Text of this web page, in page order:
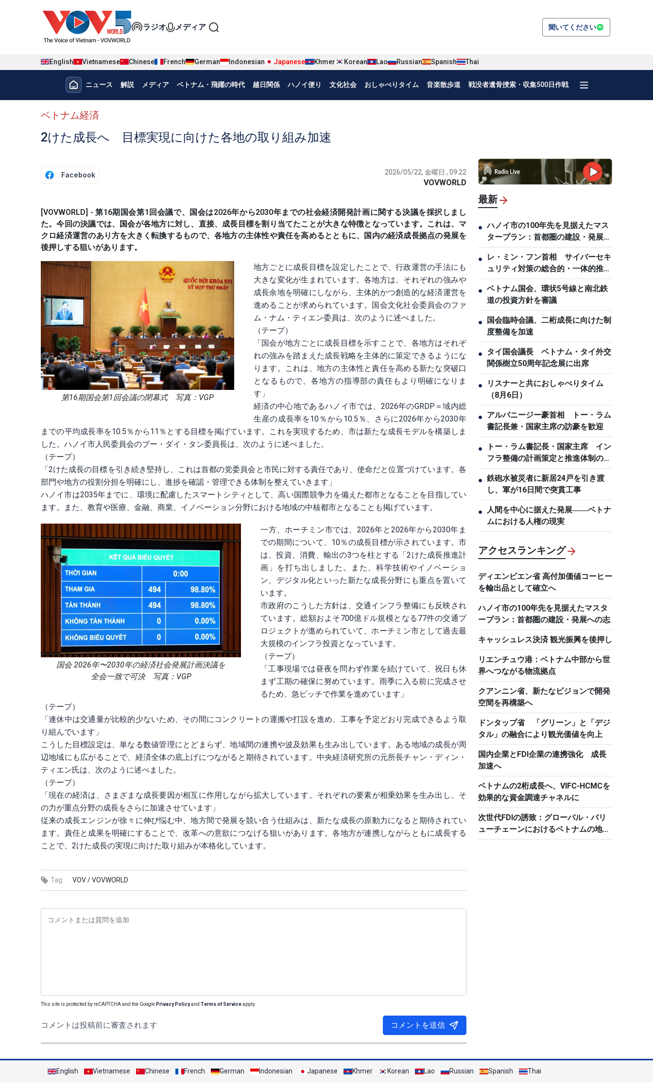
Đa phương tiện tiếng Nhật
ラジオ メディア 聞いてください
English Vietnamese Chinese French German Indonesian Japanese Khmer Korean Lao Russian Spanish Thai
Menu trang chủ tiếng nhật
ニュース 解説 メディア ベトナム・飛躍の時代 越日関係 ハノイ便り 文化社会 おしゃべりタイム 音楽散歩道 戦没者遺骨捜索・収集500日作戦
menu phụ tiếng Nhật
ベトナム経済
2けた成長へ 目標実現に向けた各地の取り組み加速
Facebook 2026/05/22, 金曜日 , 09:22
VOVWORLD
[VOVWORLD] - 第16期国会第1回会議で、国会は2026年から2030年までの社会経済開発計画に関する決議を採択しまし
た。今回の決議では、国会が各地方に対し、直接、成長目標を割り当てたことが大きな特徴となっています。これは、マ
クロ経済運営のあり方を大きく転換するもので、各地方の主体性や責任を高めるとともに、国内の経済成長拠点の発展を
後押しする狙いがあります。
第16期国会第1回会議の閉幕式 写真：VGP
地方ごとに成長目標を設定したことで、行政運営の手法にも
大きな変化が生まれています。各地方は、それぞれの強みや
成長余地を明確にしながら、主体的かつ創造的な経済運営を
進めることが求められています。国会文化社会委員会のファ
ム・ナム・ティエン委員は、次のように述べました。
（テープ）
「国会が地方ごとに成長目標を示すことで、各地方はそれぞ
れの強みを踏まえた成長戦略を主体的に策定できるようにな
ります。これは、地方の主体性と責任を高める新たな突破口
となるもので、各地方の指導部の責任もより明確になりま
す」
経済の中心地であるハノイ市では、2026年のGRDP＝域内総
生産の成長率を10％から10.5％、さらに2026年から2030年
までの平均成長率を10.5％から11％とする目標を掲げています。これを実現するため、市は新たな成長モデルを構築しま
した。ハノイ市人民委員会のブー・ダイ・タン委員長は、次のように述べました。
（テープ）
「2けた成長の目標を引き続き堅持し、これは首都の党委員会と市民に対する責任であり、使命だと位置づけています。各
部門や地方の役割分担を明確にし、進捗を確認・管理できる体制を整えていきます」
ハノイ市は2035年までに、環境に配慮したスマートシティとして、高い国際競争力を備えた都市となることを目指してい
ます。また、教育や医療、金融、商業、イノベーション分野における地域の中核都市となることも掲げています。
国会 2026年〜2030年の経済社会発展計画決議を
全会一致で可決 写真：VGP
一方、ホーチミン市では、2026年と2026年から2030年ま
での期間について、10％の成長目標が示されています。市
は、投資、消費、輸出の3つを柱とする「2けた成長推進計
画」を打ち出しました。また、科学技術やイノベーショ
ン、デジタル化といった新たな成長分野にも重点を置いて
います。
市政府のこうした方針は、交通インフラ整備にも反映され
ています。総額およそ700億ドル規模となる77件の交通プ
ロジェクトが進められていて、ホーチミン市として過去最
大規模のインフラ投資となっています。
（テープ）
「工事現場では昼夜を問わず作業を続けていて、祝日も休
まず工期の確保に努めています。雨季に入る前に完成させ
るため、急ピッチで作業を進めています」
（テープ）
「連休中は交通量が比較的少ないため、その間にコンクリートの運搬や打設を進め、工事を予定どおり完成できるよう取
り組んでいます」
こうした目標設定は、単なる数値管理にとどまらず、地域間の連携や波及効果も生み出しています。ある地域の成長が周
辺地域にも広がることで、経済全体の底上げにつながると期待されています。中央経済研究所の元所長チャン・ディン・
ティエン氏は、次のように述べました。
（テープ）
「現在の経済は、さまざまな成長要因が相互に作用しながら拡大しています。それぞれの要素が相乗効果を生み出し、そ
の力が重点分野の成長をさらに加速させています」
従来の成長エンジンが徐々に伸び悩む中、地方間で発展を競い合う仕組みは、新たな成長の原動力になると期待されてい
ます。責任と成果を明確にすることで、改革への意欲につなげる狙いがあります。各地方が連携しながらともに成長する
ことで、2けた成長の実現に向けた取り組みが本格化しています。
Tag: VOV /VOVWORLD
This site is protected by reCAPTCHA and the Google Privacy Policyand Terms of Serviceapply.
コメントは投稿前に審査されます コメントを送信
最新
● ハノイ市の100年先を見据えたマス
タープラン：首都圏の建設・発展へ
の志
●
レ・ミン・フン首相 サイバーセキ
ュリティ対策の総合的・一体的推進
を指示
● ベトナム国会、環状5号線と南北鉄
道の投資方針を審議
●
国会臨時会議、二桁成長に向けた制
度整備を加速
● タイ国会議長 ベトナム・タイ外交
関係樹立50周年記念展に出席
●
リスナーと共におしゃべりタイム
（8月6日）
● アルバニージー豪首相 トー・ラム
書記長兼・国家主席の訪豪を歓迎
●
トー・ラム書記長・国家主席 イン
フラ整備の計画策定と推進体制の刷
新を要求
● 鉄砲水被災者に新居24戸を引き渡
し、軍が16日間で突貫工事
●
人間を中心に据えた発展――ベトナ
ムにおける人権の現実
アクセスランキング
ディエンビエン省 高付加価値コーヒー
を輸出品として確立へ
ハノイ市の100年先を見据えたマスタ
ープラン：首都圏の建設・発展への志
キャッシュレス決済 観光振興を後押し
リエンチュウ港：ベトナム中部から世
界へつながる物流拠点
クアンニン省、新たなビジョンで開発
空間を再構築へ
ドンタップ省 「グリーン」と「デジ
タル」の融合により観光価値を向上
国内企業とFDI企業の連携強化 成長
加速へ
ベトナムの2桁成長へ、VIFC-HCMCを
効果的な資金調達チャネルに
次世代FDIの誘致：グローバル・バリ
ューチェーンにおけるベトナムの地位
確立へ
English Vietnamese Chinese French German Indonesian Japanese Khmer Korean Lao Russian Spanish Thai